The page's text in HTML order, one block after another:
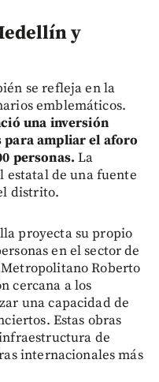
y
se refleja en la
emblemáticos.
una inversión
para ampliar el aforo
personas.La
estatal de una fuente
distrito.
proyecta su propio
en el sector de
Roberto
cercana a los
una capacidad de
Estas obras
de
internacionales más